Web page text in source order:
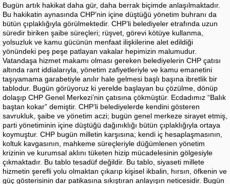
Bugün artık hakikat daha gür, daha berrak biçimde anlaşılmaktadır.
Bu hakikatin aynasında CHP’nin içine düştüğü yönetim buhranı da
bütün çıplaklığıyla görülmektedir. CHP’li belediyeler etrafında uzun
süredir biriken şaibe süreçleri; rüşvet, görevi kötüye kullanma,
yolsuzluk ve kamu gücünün menfaat ilişkilerine alet edildiği
yönündeki peş peşe patlayan vakalar hepimizin malumudur.
Vatandaşa hizmet makamı olması gereken belediyelerin CHP çatısı
altında rant iddialarıyla, yönetim zafiyetleriyle ve kamu emanetini
taşıyamama garabetiyle anılır hale gelmesi başlı başına ibretlik bir
tablodur. Bugün görüyoruz ki yerelde başlayan bu çözülme, dönüp
dolaşıp CHP Genel Merkezi’nin çatısına çökmüştür. Ecdadımız “Balık
baştan kokar” demiştir. CHP’li belediyelerde kendini gösteren
savrukluk, şaibe ve yönetim aczi; bugün genel merkeze sirayet etmiş,
parti yönetiminin içine düştüğü dağınıklığı bütün çıplaklığıyla ortaya
koymuştur. CHP bugün milletin karşısına; kendi iç hesaplaşmasının,
koltuk kavgasının, mahkeme süreçleriyle düğümlenen yönetim
krizinin ve kurumsal aklını tüketen hizip mücadelesinin gölgesiyle
çıkmaktadır. Bu tablo tesadüf değildir. Bu tablo, siyaseti millete
hizmetin şerefli yolu olmaktan çıkarıp kişisel ikbalin, hırsın, öfkenin ve
güç gösterisinin dar patikasına sıkıştıran anlayışın neticesidir. Bugün